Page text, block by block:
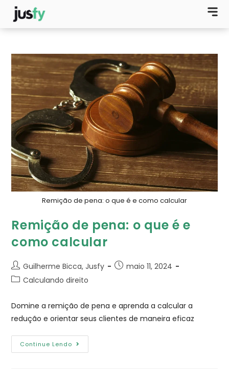
Remição de pena: o que é e como calcular
Remição de pena: o que é e
como calcular
Guilherme Bicca, Jusfy
maio 11, 2024
Calculando direito
Domine a remição de pena e aprenda a calcular a
redução e orientar seus clientes de maneira eficaz
Continue Lendo